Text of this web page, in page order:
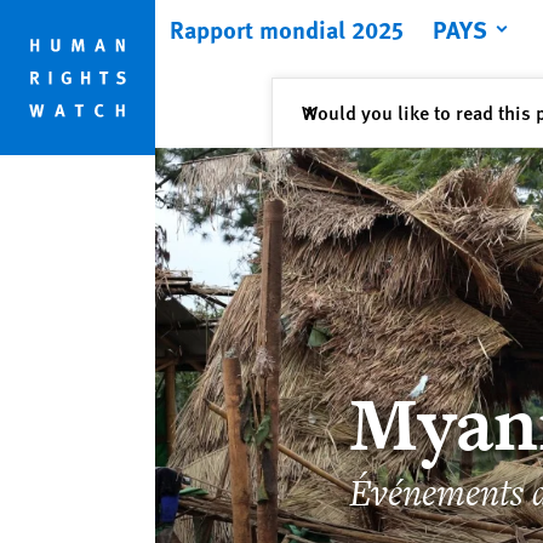
cookie
privacy
main
content
Rapport mondial 2025 PAYS
Would you like to read this
✕Fermer
Événements